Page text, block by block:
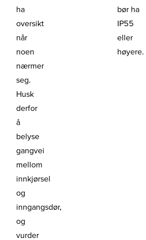
ha
oversikt
når
noen
nærmer
seg.
Husk
derfor
å
belyse
gangvei
mellom
innkjørsel
og
inngangsdør,
og
vurder
bør ha
IP55
eller
høyere.